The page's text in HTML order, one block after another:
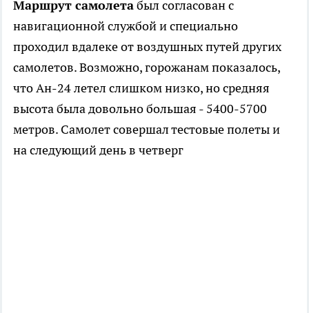
Маршрут самолетабыл согласован с
навигационной службой и специально
проходил вдалеке от воздушных путей других
самолетов. Возможно, горожанам показалось,
что Ан-24 летел слишком низко, но средняя
высота была довольно большая - 5400-5700
метров. Самолет совершал тестовые полеты и
на следующий день в четверг